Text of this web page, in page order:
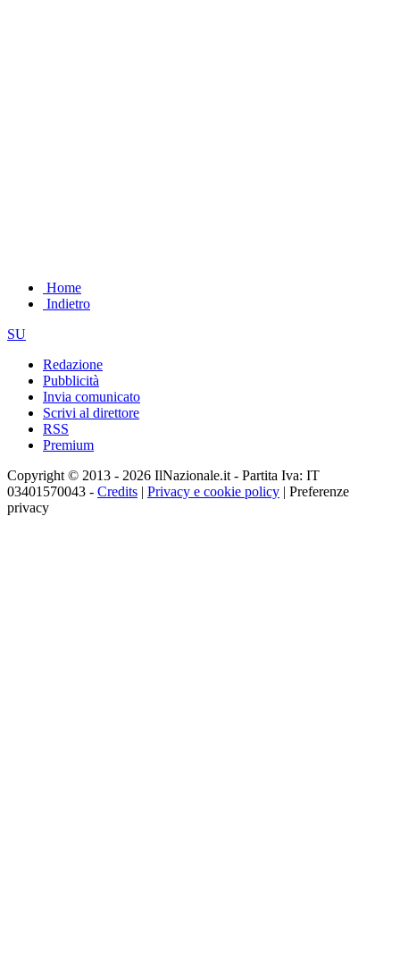
Home
Indietro
SU
Redazione
Pubblicità
Invia comunicato
Scrivi al direttore
RSS
Premium
Copyright © 2013 - 2026 IlNazionale.it - Partita Iva: IT
03401570043 - Credits | Privacy e cookie policy | Preferenze
privacy